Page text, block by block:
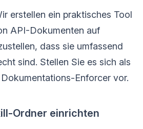
erstellen ein praktisches Tool
API-Dokumenten auf
dass sie umfassend
sind. Stellen Sie es sich als
Enforcer vor.
Ordner einrichten